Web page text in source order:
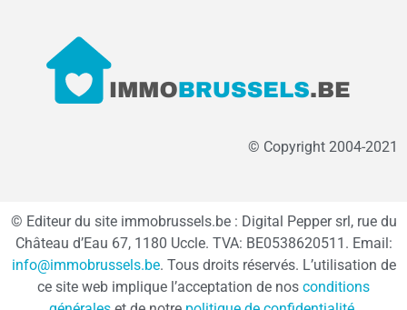
© Copyright 2004-2021
© Editeur du site immobrussels.be : Digital Pepper srl, rue du
Château d’Eau 67, 1180 Uccle. TVA: BE0538620511. Email:
info@immobrussels.be. Tous droits réservés. L’utilisation de
ce site web implique l’acceptation de nos conditions